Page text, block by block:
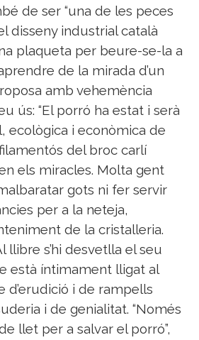
de ser “una de les peces
disseny industrial català
plaqueta per beure-se-la a
de la mirada d’un
amb vehemència
ús: “El porró ha estat i serà
ecològica i econòmica de
del broc carlí
els miracles. Molta gent
gots ni fer servir
per a la neteja,
de la cristalleria.
llibre s’hi desvetlla el seu
està íntimament lligat al
d’erudició i de rampells
i de genialitat. “Només
llet per a salvar el porró”,